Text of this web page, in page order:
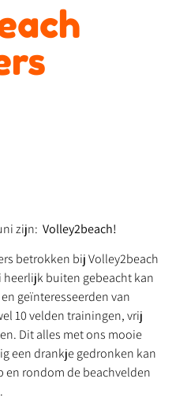
zijn: Volley2beach!
betrokken bij Volley2beach
buiten gebeacht kan
geïnteresseerden van
10 velden trainingen, vrij
Dit alles met ons mooie
een drankje gedronken kan
rondom de beachvelden